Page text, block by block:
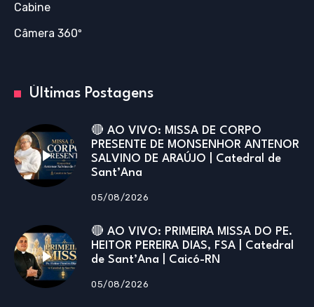
Cabine
Câmera 360º
Últimas Postagens
🔴 AO VIVO: MISSA DE CORPO
PRESENTE DE MONSENHOR ANTENOR
SALVINO DE ARAÚJO | Catedral de
Sant’Ana
05/08/2026
🔴 AO VIVO: PRIMEIRA MISSA DO PE.
HEITOR PEREIRA DIAS, FSA | Catedral
de Sant’Ana | Caicó-RN
05/08/2026